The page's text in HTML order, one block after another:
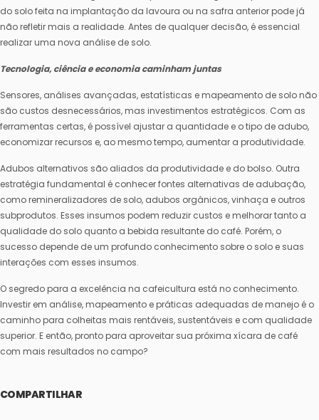
do solo feita na implantação da lavoura ou na safra anterior pode já
não refletir mais a realidade. Antes de qualquer decisão, é essencial
realizar uma nova análise de solo.
Tecnologia, ciência e economia caminham juntas
Sensores, análises avançadas, estatísticas e mapeamento de solo não
são custos desnecessários, mas investimentos estratégicos. Com as
ferramentas certas, é possível ajustar a quantidade e o tipo de adubo,
economizar recursos e, ao mesmo tempo, aumentar a produtividade.
Adubos alternativos são aliados da produtividade e do bolso. Outra
estratégia fundamental é conhecer fontes alternativas de adubação,
como remineralizadores de solo, adubos orgânicos, vinhaça e outros
subprodutos. Esses insumos podem reduzir custos e melhorar tanto a
qualidade do solo quanto a bebida resultante do café. Porém, o
sucesso depende de um profundo conhecimento sobre o solo e suas
interações com esses insumos.
O segredo para a excelência na cafeicultura está no conhecimento.
Investir em análise, mapeamento e práticas adequadas de manejo é o
caminho para colheitas mais rentáveis, sustentáveis e com qualidade
superior. E então, pronto para aproveitar sua próxima xícara de café
com mais resultados no campo?
COMPARTILHAR